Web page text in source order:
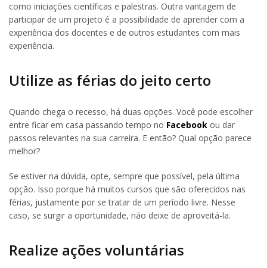
como iniciações científicas e palestras. Outra vantagem de
participar de um projeto é a possibilidade de aprender com a
experiência dos docentes e de outros estudantes com mais
experiência.
Utilize as férias do jeito certo
Quando chega o recesso, há duas opções. Você pode escolher
entre ficar em casa passando tempo no Facebook ou dar
passos relevantes na sua carreira. E então? Qual opção parece
melhor?
Se estiver na dúvida, opte, sempre que possível, pela última
opção. Isso porque há muitos cursos que são oferecidos nas
férias, justamente por se tratar de um período livre. Nesse
caso, se surgir a oportunidade, não deixe de aproveitá-la.
Realize ações voluntárias